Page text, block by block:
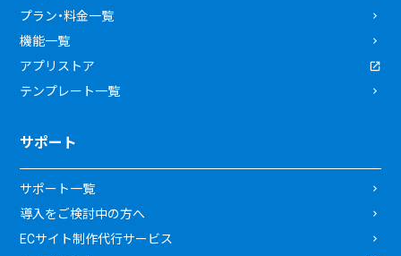
プラン・料金一覧
機能一覧
アプリストア
テンプレート一覧
サポート
サポート一覧
導入をご検討中の方へ
ECサイト制作代行サービス